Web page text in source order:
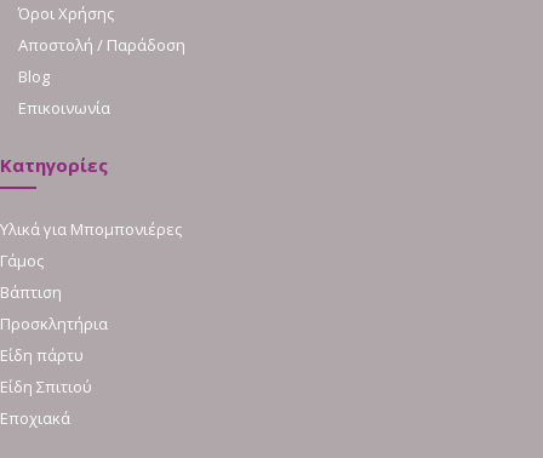
Όροι Χρήσης
Αποστολή / Παράδοση
Blog
Επικοινωνία
Κατηγορίες
Υλικά για Μπομπονιέρες
Γάμος
Βάπτιση
Προσκλητήρια
Είδη πάρτυ
Είδη Σπιτιού
Εποχιακά